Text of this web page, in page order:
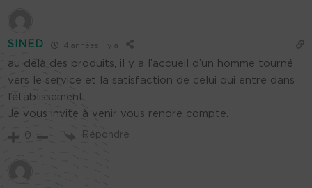
SINED 4 années il y a
au delà des produits, il y a l’accueil d’un homme tourné
vers le service et la satisfaction de celui qui entre dans
l’établissement.
Je vous invite à venir vous rendre compte.
0 Répondre